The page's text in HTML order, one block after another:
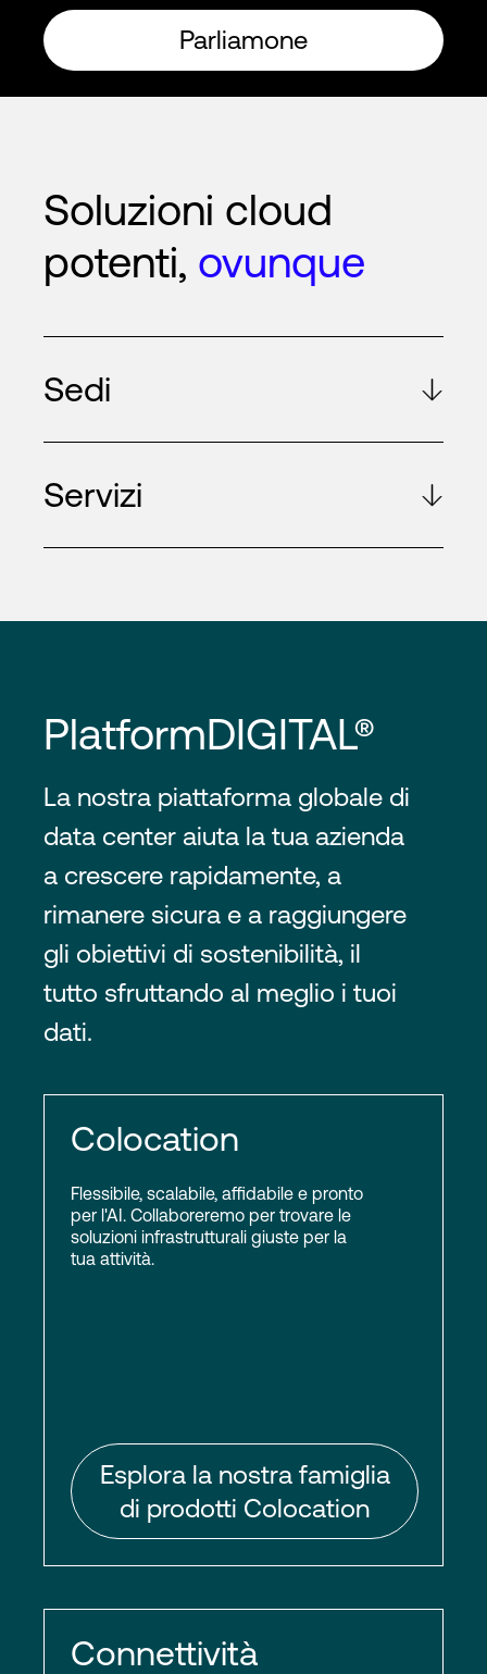
Parliamone
Soluzioni cloud
potenti, ovunque
Sedi
Servizi
PlatformDIGITAL®
La nostra piattaforma globale di
data center aiuta la tua azienda
a crescere rapidamente, a
rimanere sicura e a raggiungere
gli obiettivi di sostenibilità, il
tutto sfruttando al meglio i tuoi
dati.
Colocation
Flessibile, scalabile, affidabile e pronto
per l'AI. Collaboreremo per trovare le
soluzioni infrastrutturali giuste per la
tua attività.
Esplora la nostra famiglia
di prodotti Colocation
Connettività